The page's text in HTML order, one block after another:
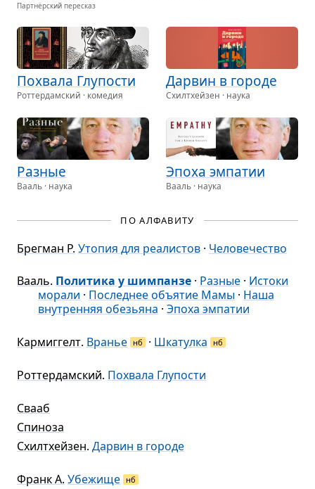
Партнёрский пересказ
Похвала Глу­по­сти
Роттердамский · комедия
Дар­вин в городе
Схилтхейзен · наука
Раз­ные
Вааль · наука
Эпоха эмпа­тии
Вааль · наука
ПО АЛФАВИТУ
Брегман Р. Утопия для реалистов · Человечество
Вааль. Политика у шимпанзе · Разные · Истоки
морали · Последнее объятие Мамы · Наша
внутренняя обезьяна · Эпоха эмпатии
Кармиггелт. Вранье нб · Шкатулка нб
Роттердамский. Похвала Глупости
Свааб
Спиноза
Схилтхейзен. Дарвин в городе
Франк А. Убежище нб